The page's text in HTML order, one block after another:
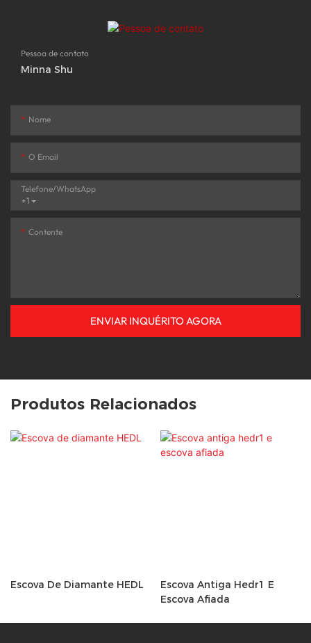
Pessoa de contato
Minna Shu
Nome
O Email
+1
Telefone/WhatsApp
Contente
ENVIAR INQUÉRITO AGORA
Produtos Relacionados
Escova De Diamante HEDL
Escova Antiga Hedr1 E
Escova Afiada